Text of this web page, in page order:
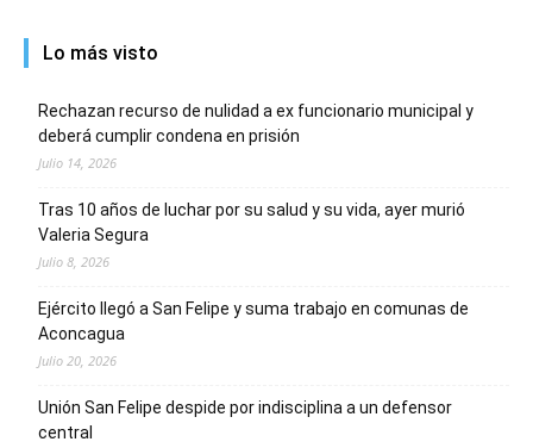
Lo más visto
Rechazan recurso de nulidad a ex funcionario municipal y
deberá cumplir condena en prisión
Julio 14, 2026
Tras 10 años de luchar por su salud y su vida, ayer murió
Valeria Segura
Julio 8, 2026
Ejército llegó a San Felipe y suma trabajo en comunas de
Aconcagua
Julio 20, 2026
Unión San Felipe despide por indisciplina a un defensor
central